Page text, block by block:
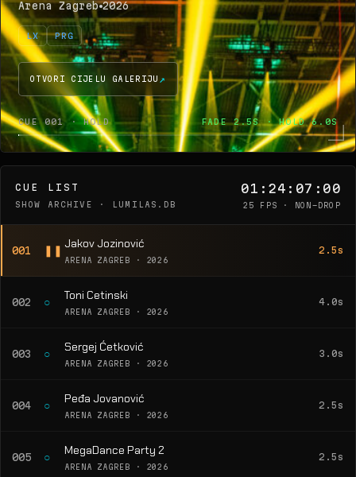
Arena Zagreb 2026
LX PRG
OTVORI CIJELU GALERIJU
CUE 001 · HOLD FADE 2.5S · HOLD 6.0S
CUE LIST
SHOW ARCHIVE · LUMILAS.DB
01:24:07:00
25 FPS · NON-DROP
001 ❚❚ Jakov Jozinović
ARENA ZAGREB · 2026
2.5s
002 ○ Toni Cetinski
ARENA ZAGREB · 2026
4.0s
003 ○ Sergej Ćetković
ARENA ZAGREB · 2026
3.0s
004 ○ Peđa Jovanović
ARENA ZAGREB · 2026
2.5s
005 ○ MegaDance Party 2
ARENA ZAGREB · 2026
2.5s